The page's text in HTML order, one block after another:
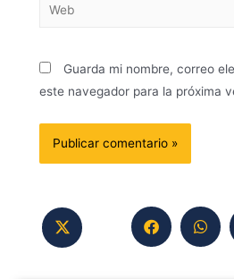
Guarda mi nombre, correo
este navegador para la próxima